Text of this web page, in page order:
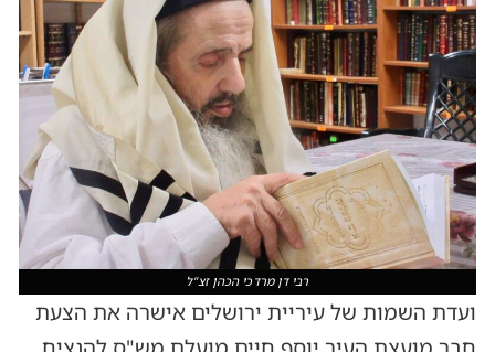
רבי דן מרדכי הכהן זצ"ל
ועדת השמות של עיריית ירושלים אישרה את הצעת